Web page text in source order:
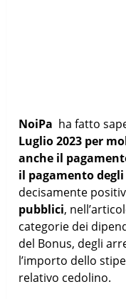
NoiPa ha fatto
Luglio 2023 per
anche il
il pagamento
decisamente
pubblici,
categorie dei
del Bonus, degli
l’importo dello
relativo cedolino.